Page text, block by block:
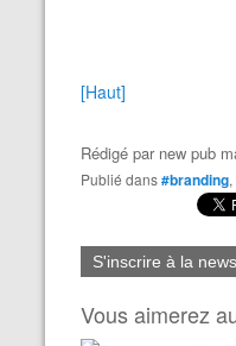
[Haut]
Rédigé par new pub
Publié dans#branding,
S'inscrire à la
Vous aimerez